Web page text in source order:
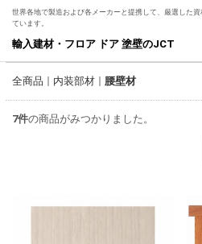
世界各地で製造および各メーカーと提携して、厳選した
ています。
輸入建材・フロア ドア 塗壁のJCT
全商品 内装部材 腰壁材
7件の商品がみつかりました。